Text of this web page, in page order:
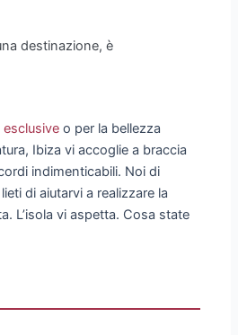
destinazione, è
esclusive o per la bellezza
Ibiza vi accoglie a braccia
indimenticabili. Noi di
di aiutarvi a realizzare la
L’isola vi aspetta. Cosa state